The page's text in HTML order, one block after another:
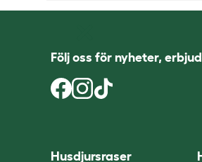
Följ oss för nyheter,
Husdjursraser